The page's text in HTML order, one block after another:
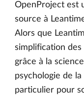
OpenProject est
source à
Alors que
simplification
grâce à la
psychologie de
particulier pour